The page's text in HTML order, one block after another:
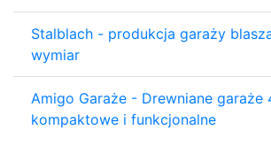
Stalblach - produkcja garaży
wymiar
Amigo Garaże - Drewniane garaże
kompaktowe i funkcjonalne